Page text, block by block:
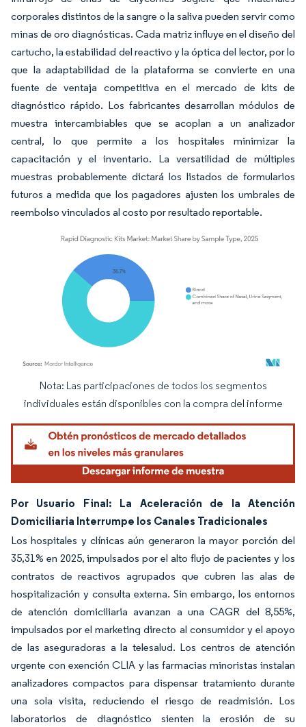
corporales distintos de la sangre o la saliva pueden servir como
minas de oro diagnósticas. Cada matriz influye en el diseño del
cartucho, la estabilidad del reactivo y la óptica del lector, por lo
que la adaptabilidad de la plataforma se convierte en una
fuente de ventaja competitiva en el mercado de kits de
diagnóstico rápido. Los fabricantes desarrollan módulos de
muestra intercambiables que se acoplan a un analizador
central, lo que permite a los hospitales minimizar la
capacitación y el inventario. La versatilidad de múltiples
muestras probablemente dictará los listados de formularios
futuros a medida que los pagadores ajusten los umbrales de
reembolso vinculados al costo por resultado reportable.
Imagen © Mordor Intelligence. El uso requiere atribución según CC BY 4.0.
Nota: Las participaciones de todos los segmentos
individuales están disponibles con la compra del informe
Por Usuario Final: La Aceleración de la Atención
Domiciliaria Interrumpe los Canales Tradicionales
Los hospitales y clínicas aún generaron la mayor porción del
35,31% en 2025, impulsados por el alto flujo de pacientes y los
contratos de reactivos agrupados que cubren las alas de
hospitalización y consulta externa. Sin embargo, los entornos
de atención domiciliaria avanzan a una CAGR del 8,55%,
impulsados por el marketing directo al consumidor y el apoyo
de las aseguradoras a la telesalud. Los centros de atención
urgente con exención CLIA y las farmacias minoristas instalan
analizadores compactos para dispensar tratamiento durante
una sola visita, reduciendo el riesgo de readmisión. Los
laboratorios de diagnóstico sienten la erosión de su